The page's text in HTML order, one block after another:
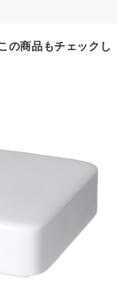
の商品もチェックし